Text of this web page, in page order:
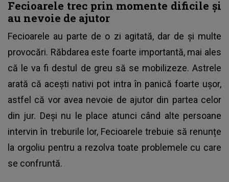
Fecioarele trec prin momente dificile și
au nevoie de ajutor
Fecioarele au parte de o zi agitată, dar de și multe
provocări. Răbdarea este foarte importantă, mai ales
că le va fi destul de greu să se mobilizeze. Astrele
arată că acești nativi pot intra în panică foarte ușor,
astfel că vor avea nevoie de ajutor din partea celor
din jur. Deși nu le place atunci când alte persoane
intervin în treburile lor, Fecioarele trebuie să renunțe
la orgoliu pentru a rezolva toate problemele cu care
se confruntă.